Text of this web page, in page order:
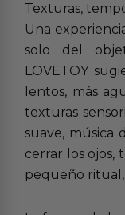
Texturas,
Una
solo del
LOVETOY
lentos, más
texturas
suave, música
cerrar los ojos,
pequeño